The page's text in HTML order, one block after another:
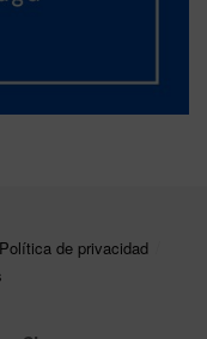
Política de privacidad